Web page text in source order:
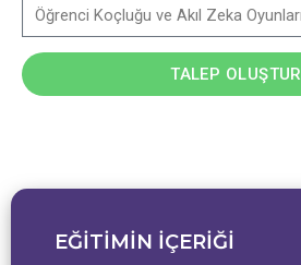
EĞİTİMİN İÇERİĞİ
TALEP OLUŞTUR